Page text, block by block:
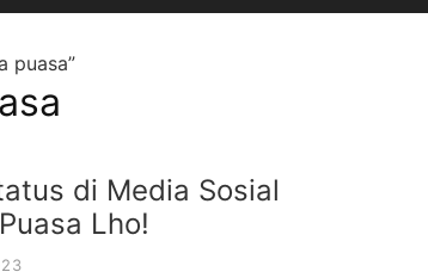
puasa”
di Media Sosial
Lho!